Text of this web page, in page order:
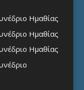
Ημαθίας
Ημαθίας
Ημαθίας